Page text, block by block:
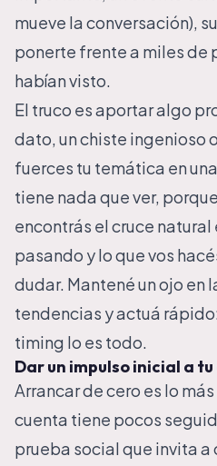
mueve la conversación),
ponerte frente a miles de
habían visto.
El truco es aportar algo
dato, un chiste ingenioso
fuerces tu temática en
tiene nada que ver,
encontrás el cruce natural
pasando y lo que vos
dudar. Mantené un ojo en
tendencias y actuá
timing lo es todo.
Dar un impulso inicial a
Arrancar de cero es lo
cuenta tiene pocos
prueba social que invita a